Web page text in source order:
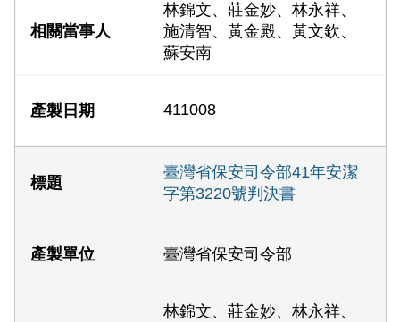
林錦文、莊金妙、林永祥、
施清智、黃金殿、黃文欽、
蘇安南
411008
臺灣省保安司令部41年安潔
字第3220號判決書
臺灣省保安司令部
林錦文、莊金妙、林永祥、